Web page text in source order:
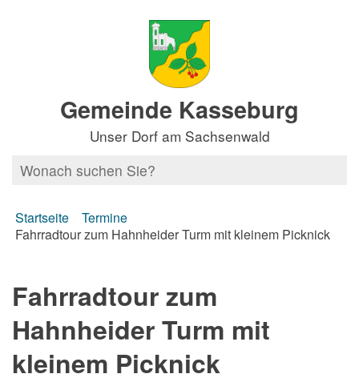
Gemeinde Kasseburg
Unser Dorf am Sachsenwald
Startseite
Termine
Fahrradtour zum Hahnheider Turm mit kleinem Picknick
Fahrradtour zum
Hahnheider Turm mit
kleinem Picknick